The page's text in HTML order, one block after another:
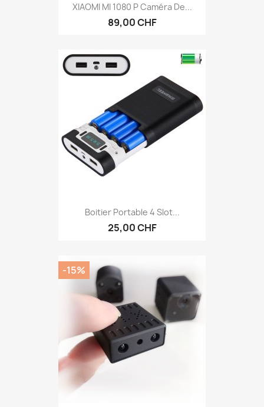
XIAOMI MI 1080 P Caméra De...
89,00 CHF
Boitier Portable 4 Slot...
25,00 CHF
-15%